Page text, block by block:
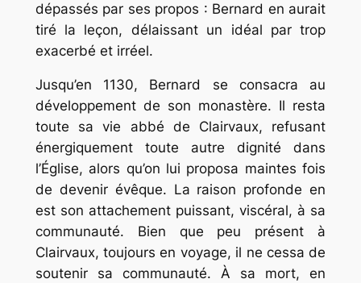
dépassés par ses propos : Bernard en aurait
tiré la leçon, délaissant un idéal par trop
exacerbé et irréel.
Jusqu’en 1130, Bernard se consacra au
développement de son monastère. Il resta
toute sa vie abbé de Clairvaux, refusant
énergiquement toute autre dignité dans
l’Église, alors qu’on lui proposa maintes fois
de devenir évêque. La raison profonde en
est son attachement puissant, viscéral, à sa
communauté. Bien que peu présent à
Clairvaux, toujours en voyage, il ne cessa de
soutenir sa communauté. À sa mort, en